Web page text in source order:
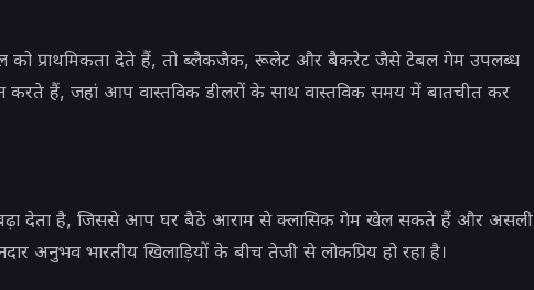
को प्राथमिकता देते हैं, तो ब्लैकजैक, रूलेट और बैकरेट जैसे टेबल गेम उपलब्ध
करते हैं, जहां आप वास्तविक डीलरों के साथ वास्तविक समय में बातचीत कर
बढ़ा देता है, जिससे आप घर बैठे आराम से क्लासिक गेम खेल सकते हैं और असली
अनुभव भारतीय खिलाड़ियों के बीच तेजी से लोकप्रिय हो रहा है।